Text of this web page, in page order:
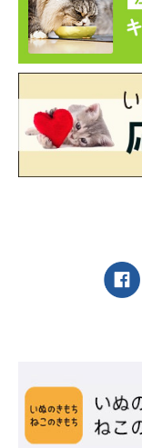
そのときの状況や様
ミュニケーションを
監修／いぬ・ねこの
文／ねこのきもち